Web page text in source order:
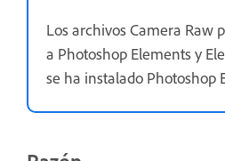
Los archivos Camera Raw
a Photoshop Elements y
se ha instalado Photoshop